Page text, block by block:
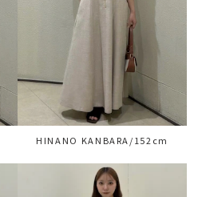
HINANO KANBARA/152cm